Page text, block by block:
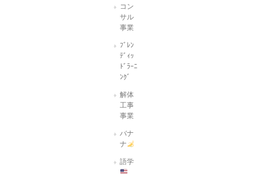
コン
サル
事業
ﾌﾞﾚﾝ
ﾃﾞｨｯ
ﾄﾞﾗｰﾆ
ﾝｸﾞ
解体
工事
事業
バナ
ナ
語学